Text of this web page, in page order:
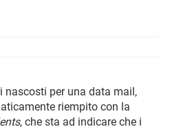
nascosti per una data mail,
riempito con la
, che sta ad indicare che i